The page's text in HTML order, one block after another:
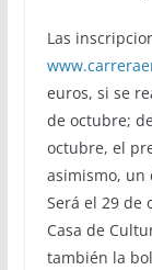
Las
euros, si se
de octubre;
octubre, el
asimismo, un
Será el 29 de
Casa de
también la